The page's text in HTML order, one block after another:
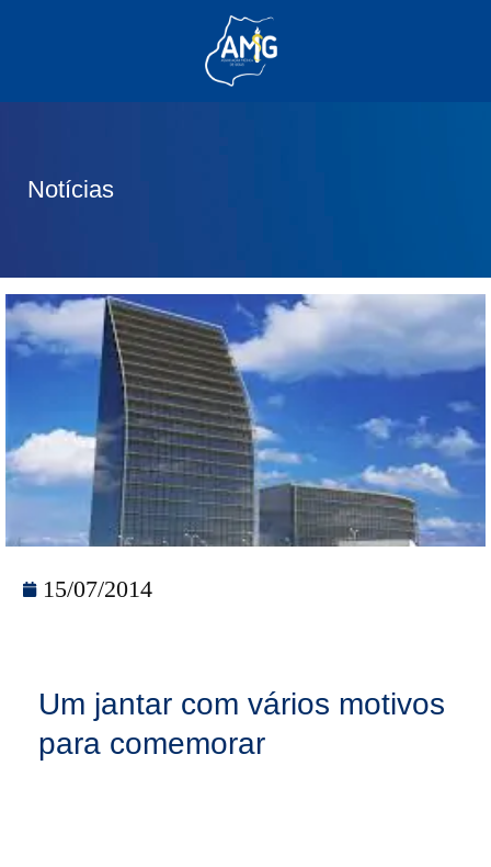
Notícias
15/07/2014
Um jantar com vários motivos
para comemorar